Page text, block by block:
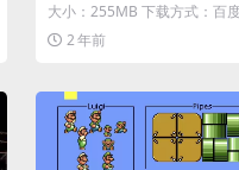
大小：255MB 下载方式：百
录即可直接下载
2 年前